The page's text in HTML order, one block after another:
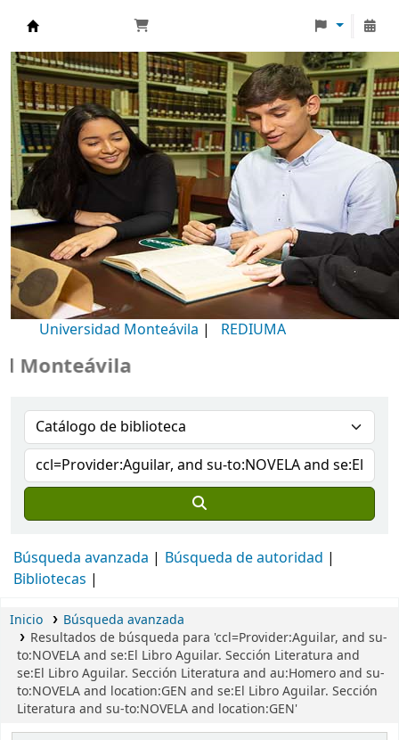
Biblioteca Universidad Monteávila
Universidad Monteávila | REDIUMA
Búsqueda avanzada
Búsqueda de autoridad
Bibliotecas
Inicio
Búsqueda avanzada
Resultados de búsqueda para 'ccl=Provider:Aguilar, and su-
to:NOVELA and se:El Libro Aguilar. Sección Literatura and
se:El Libro Aguilar. Sección Literatura and au:Homero and su-
to:NOVELA and location:GEN and se:El Libro Aguilar. Sección
Literatura and su-to:NOVELA and location:GEN'